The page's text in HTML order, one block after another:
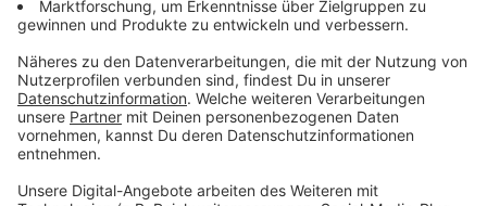
ihm bekommen könnt, ist Elvis nun unter die Podcaster
gegangen. Somit steht euch Elvis rund um die Uhr zur
Verfügung. Hier bekommt Ihr außerdem den
"Directors-Cut" - die Original-Telefonate in längerer
Version. Elvis wird sich mit Kollegen und ehemaligen
"Opfern" über die Telefonate aus den letzten zwei
dabei ergangen ist und wobei er selbst mal ins